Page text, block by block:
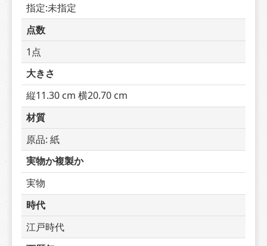
指定:未指定
点数
1点
大きさ
縦11.30 cm 横20.70 cm
材質
原品: 紙
実物か複製か
実物
時代
江戸時代